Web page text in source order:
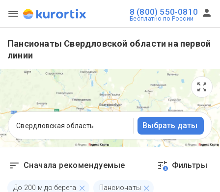
8 (800) 550-0810
Бесплатно по России
Пансионаты Свердловской области на первой
линии
Свердловская область Выбрать даты
Сначала рекомендуемые 3 Фильтры
До 200 м до берега Пансионаты